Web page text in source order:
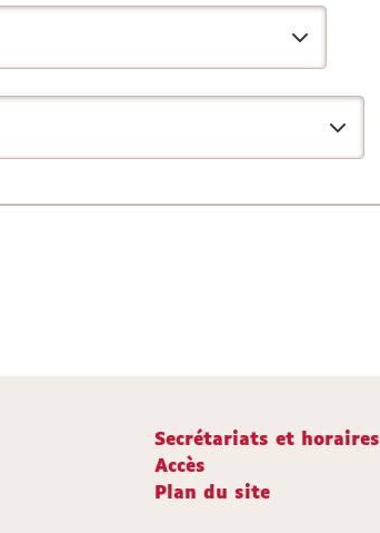
Secrétariats et horaires
Accès
Plan du site